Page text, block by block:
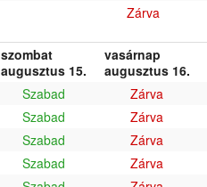
Zárva
szombat
augusztus 15.
vasárnap
augusztus 16.
Szabad Zárva
Szabad Zárva
Szabad Zárva
Szabad Zárva